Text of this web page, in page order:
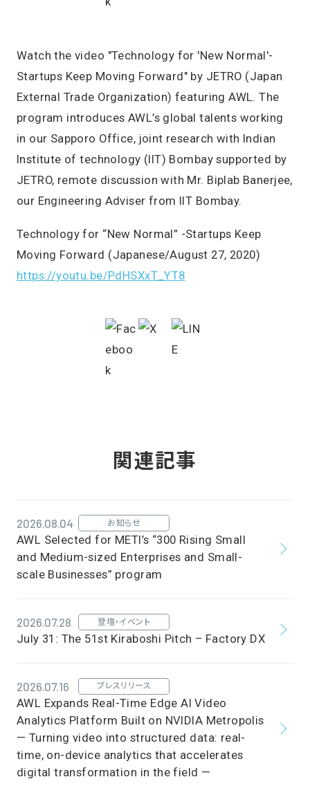
Watch the video "Technology for 'New Normal'-
Startups Keep Moving Forward" by JETRO (Japan
External Trade Organization) featuring AWL. The
program introduces AWL’s global talents working
in our Sapporo Office, joint research with Indian
Institute of technology (IIT) Bombay supported by
JETRO, remote discussion with Mr. Biplab Banerjee,
our Engineering Adviser from IIT Bombay.
Technology for “New Normal” -Startups Keep
Moving Forward (Japanese/August 27, 2020)
https://youtu.be/PdHSXxT_YT8
関連記事
2026.08.04 お知らせ
AWL Selected for METI’s “300 Rising Small
and Medium-sized Enterprises and Small-
scale Businesses” program
2026.07.28 登壇・イベント
July 31: The 51st Kiraboshi Pitch – Factory DX
2026.07.16 プレスリリース
AWL Expands Real-Time Edge AI Video
Analytics Platform Built on NVIDIA Metropolis
— Turning video into structured data: real-
time, on-device analytics that accelerates
digital transformation in the field —